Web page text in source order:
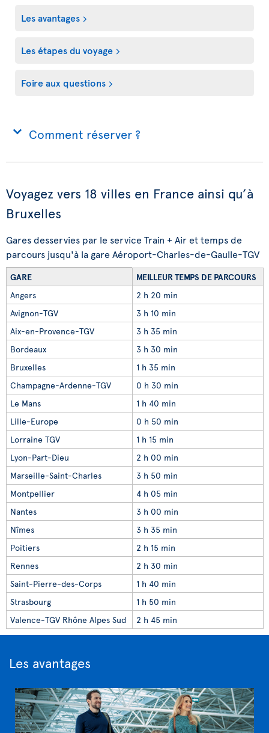
Les avantages
Les étapes du voyage
Foire aux questions
Comment réserver ?
Voyagez vers 18 villes en France ainsi qu’à
Bruxelles
Gares desservies par le service Train + Air et temps de
parcours jusqu'à la gare Aéroport-Charles-de-Gaulle-TGV
GARE
MEILLEUR TEMPS DE PARCOURS
Angers
2 h 20 min
Avignon-TGV
3 h 10 min
Aix-en-Provence-TGV
3 h 35 min
Bordeaux
3 h 30 min
Bruxelles
1 h 35 min
Champagne-Ardenne-TGV
0 h 30 min
Le Mans
1 h 40 min
Lille-Europe
0 h 50 min
Lorraine TGV
1 h 15 min
Lyon-Part-Dieu
2 h 00 min
Marseille-Saint-Charles
3 h 50 min
Montpellier
4 h 05 min
Nantes
3 h 00 min
Nîmes
3 h 35 min
Poitiers
2 h 15 min
Rennes
2 h 30 min
Saint-Pierre-des-Corps
1 h 40 min
Strasbourg
1 h 50 min
Valence-TGV Rhône Alpes Sud
2 h 45 min
Les avantages